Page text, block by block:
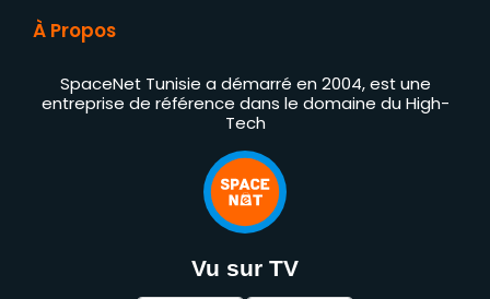
À Propos
SpaceNet Tunisie a démarré en 2004, est une
entreprise de référence dans le domaine du High-
Tech
Vu sur TV